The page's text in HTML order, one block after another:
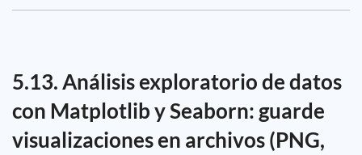
5.13. Análisis exploratorio de datos
con Matplotlib y Seaborn: guarde
visualizaciones en archivos (PNG,